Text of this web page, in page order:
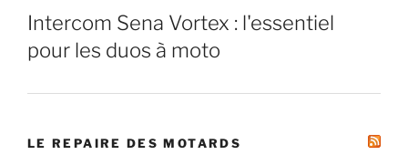
Intercom Sena Vortex : l'essentiel
pour les duos à moto
LE REPAIRE DES MOTARDS